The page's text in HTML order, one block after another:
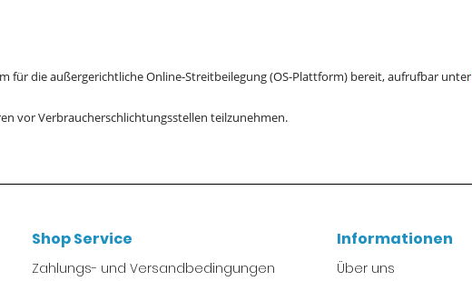
für die außergerichtliche Online-Streitbeilegung (OS-Plattform) bereit, aufrufbar unter
vor Verbraucherschlichtungsstellen teilzunehmen.
Shop Service
Zahlungs- und Versandbedingungen
Informationen
Über uns